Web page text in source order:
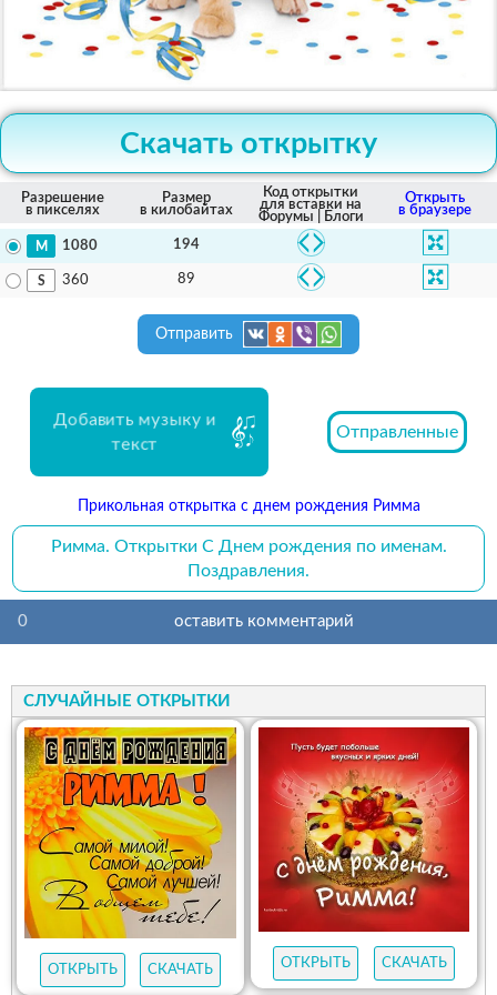
Скачать открытку
Разрешение
в пикселях
Размер
в килобайтах
Код открытки
для вставки на
Форумы | Блоги
Открыть
в браузере
1080 194
360 89
Отправить
Добавить музыку и
текст
Отправленные
Прикольная открытка с днем рождения Римма
Римма. Открытки С Днем рождения по именам.
Поздравления.
0 оставить комментарий
СЛУЧАЙНЫЕ ОТКРЫТКИ
ОТКРЫТЬ СКАЧАТЬ ОТКРЫТЬ СКАЧАТЬ